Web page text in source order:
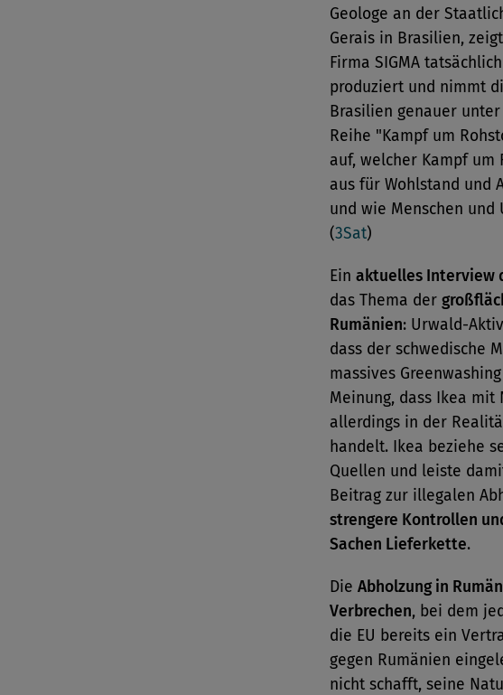
Geologe an der
Gerais in Brasilien,
Firma SIGMA
produziert und nimmt
Brasilien genauer
Reihe "Kampf um
auf, welcher Kampf um
aus für Wohlstand und
und wie Menschen
(3Sat)
Ein aktuelles Interview
das Thema der
Rumänien: Urwald-
dass der schwedische
massives
Meinung, dass Ikea
allerdings in der
handelt. Ikea beziehe
Quellen und leiste
Beitrag zur illegalen
strengere Kontrollen
Sachen Lieferkette.
Die Abholzung in
Verbrechen, bei dem
die EU bereits ein
gegen Rumänien
nicht schafft, seine